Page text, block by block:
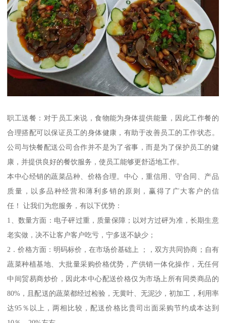
职工送餐：对于员工来说，食物能为身体提供能量，因此工作餐的
合理搭配可以保证员工的身体健康，有助于改善员工的工作状态。
公司与快餐配送公司合作并不是为了省事，而是为了保护员工的健
康，并提供良好的餐饮服务，使员工能够更舒适地工作。
本中心经销的蔬菜品种、价格合理。中心，重信用、守合同、产品
质量，以多品种经营和薄利多销的原则，赢得了广大客户的信
任！ 让我们为您服务，有以下优势：
1、数量方面：电子砰过重，质量保障；以对方过砰为准，长期生意
老实做，决不让客户客户吃亏，宁多送不缺少；
2．价格方面：明码标价，在市场价基础上 ；，双方共同协商；自有
蔬菜种植基地、大批量采购价格优势，产供销一体化操作，无任何
中间贸易商炒价，因此本中心配送价格仅为市场上所有同类商品的
80%，且配送的蔬菜都经过检验，无黄叶、无泥沙，初加工，利用率
达95％以上，两相比较，配送价格比贵司出面采购节约成本达到